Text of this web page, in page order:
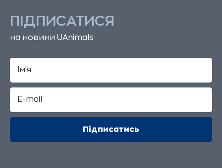
ПІДПИСАТИСЯ
на новини UAnimals